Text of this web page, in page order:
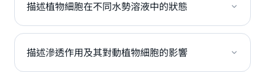
描述植物細胞在不同水勢溶液中的狀態
描述滲透作用及其對動植物細胞的影響